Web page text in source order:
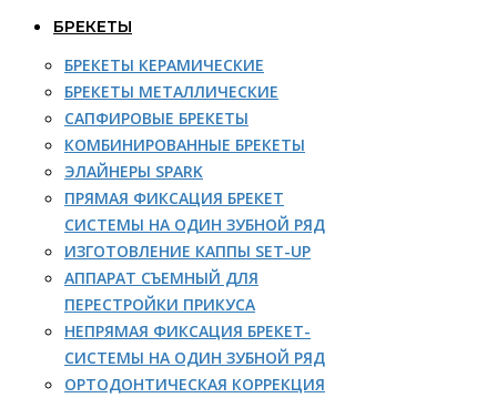
БРЕКЕТЫ
БРЕКЕТЫ КЕРАМИЧЕСКИЕ
БРЕКЕТЫ МЕТАЛЛИЧЕСКИЕ
САПФИРОВЫЕ БРЕКЕТЫ
КОМБИНИРОВАННЫЕ БРЕКЕТЫ
ЭЛАЙНЕРЫ SPARK
ПРЯМАЯ ФИКСАЦИЯ БРЕКЕТ
СИСТЕМЫ НА ОДИН ЗУБНОЙ РЯД
ИЗГОТОВЛЕНИЕ КАППЫ SET-UP
АППАРАТ СЪЕМНЫЙ ДЛЯ
ПЕРЕСТРОЙКИ ПРИКУСА
НЕПРЯМАЯ ФИКСАЦИЯ БРЕКЕТ-
СИСТЕМЫ НА ОДИН ЗУБНОЙ РЯД
ОРТОДОНТИЧЕСКАЯ КОРРЕКЦИЯ